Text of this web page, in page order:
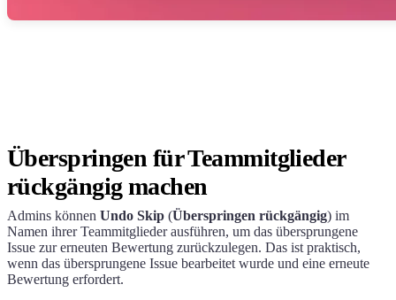
Überspringen für Teammitglieder
rückgängig machen
Admins können Undo Skip (Überspringen rückgängig) im
Namen ihrer Teammitglieder ausführen, um das übersprungene
Issue zur erneuten Bewertung zurückzulegen. Das ist praktisch,
wenn das übersprungene Issue bearbeitet wurde und eine erneute
Bewertung erfordert.